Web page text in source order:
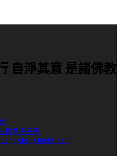
自淨其意 是諸佛教
世多杰羌佛
Chang Buddha III?